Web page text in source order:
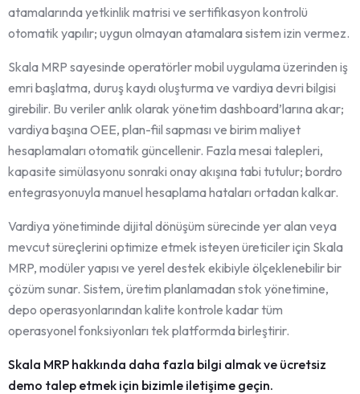
atamalarında yetkinlik matrisi ve sertifikasyon kontrolü
otomatik yapılır; uygun olmayan atamalara sistem izin vermez.
Skala MRP sayesinde operatörler mobil uygulama üzerinden iş
emri başlatma, duruş kaydı oluşturma ve vardiya devri bilgisi
girebilir. Bu veriler anlık olarak yönetim dashboard’larına akar;
vardiya başına OEE, plan-fiil sapması ve birim maliyet
hesaplamaları otomatik güncellenir. Fazla mesai talepleri,
kapasite simülasyonu sonraki onay akışına tabi tutulur; bordro
entegrasyonuyla manuel hesaplama hataları ortadan kalkar.
Vardiya yönetiminde dijital dönüşüm sürecinde yer alan veya
mevcut süreçlerini optimize etmek isteyen üreticiler için Skala
MRP, modüler yapısı ve yerel destek ekibiyle ölçeklenebilir bir
çözüm sunar. Sistem, üretim planlamadan stok yönetimine,
depo operasyonlarından kalite kontrole kadar tüm
operasyonel fonksiyonları tek platformda birleştirir.
Skala MRP hakkında daha fazla bilgi almak ve ücretsiz
demo talep etmek için bizimle iletişime geçin.